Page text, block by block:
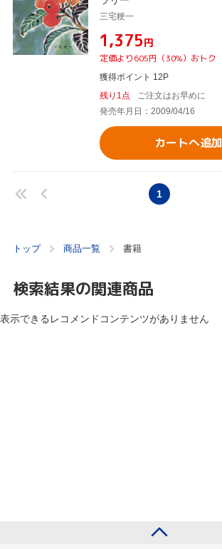
三宅粳一
¥1,375円
定価より605円（30%）おトク
獲得ポイント 12P
残り1点
ご注文はお早めに
発売年月日：2009/04/16
カートへ追加
1
トップ 商品一覧 書籍
検索結果の関連商品
表示できるレコメンドコンテンツがありません